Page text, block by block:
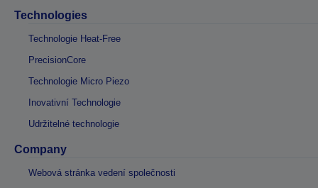
Technologies
Technologie Heat-Free
PrecisionCore
Technologie Micro Piezo
Inovativní Technologie
Udržitelné technologie
Company
Webová stránka vedení společnosti